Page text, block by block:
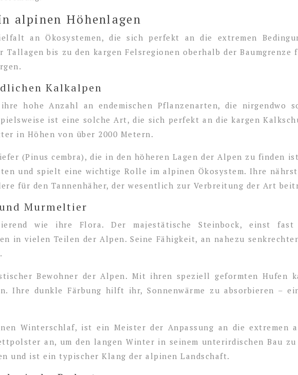
alpinen Höhenlagen
an Ökosystemen, die sich perfekt an die extremen
Tallagen bis zu den kargen Felsregionen oberhalb der
Kalkalpen
hohe Anzahl an endemischen Pflanzenarten, die nirgendwo
ist eine solche Art, die sich perfekt an die kargen
in Höhen von über 2000 Metern.
(Pinus cembra), die in den höheren Lagen der Alpen zu finden
und spielt eine wichtige Rolle im alpinen Ökosystem. Ihre
für den Tannenhäher, der wesentlich zur Verbreitung der Art
Murmeltier
wie ihre Flora. Der majestätische Steinbock, einst
in vielen Teilen der Alpen. Seine Fähigkeit, an nahezu
Bewohner der Alpen. Mit ihren speziell geformten Hufen
Ihre dunkle Färbung hilft ihr, Sonnenwärme zu absorbieren –
Winterschlaf, ist ein Meister der Anpassung an die extremen
an, um den langen Winter in seinem unterirdischen Bau
und ist ein typischer Klang der alpinen Landschaft.